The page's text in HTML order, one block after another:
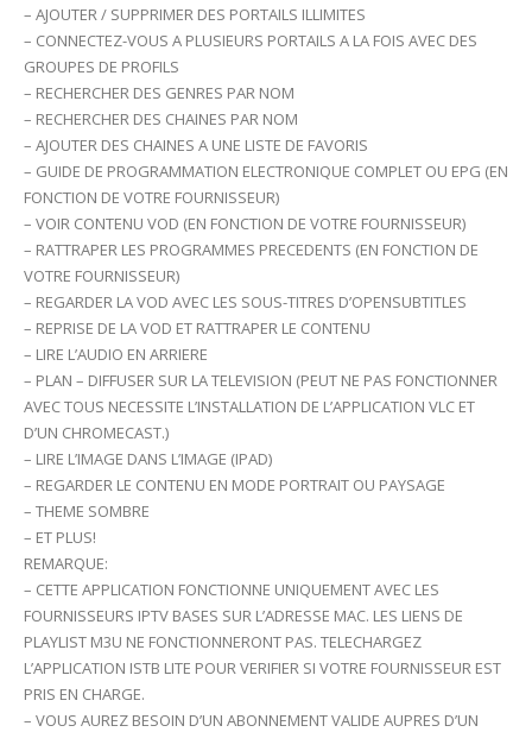
– AJOUTER / SUPPRIMER DES PORTAILS ILLIMITES
– CONNECTEZ-VOUS A PLUSIEURS PORTAILS A LA FOIS AVEC DES
GROUPES DE PROFILS
– RECHERCHER DES GENRES PAR NOM
– RECHERCHER DES CHAINES PAR NOM
– AJOUTER DES CHAINES A UNE LISTE DE FAVORIS
– GUIDE DE PROGRAMMATION ELECTRONIQUE COMPLET OU EPG (EN
FONCTION DE VOTRE FOURNISSEUR)
– VOIR CONTENU VOD (EN FONCTION DE VOTRE FOURNISSEUR)
– RATTRAPER LES PROGRAMMES PRECEDENTS (EN FONCTION DE
VOTRE FOURNISSEUR)
– REGARDER LA VOD AVEC LES SOUS-TITRES D’OPENSUBTITLES
– REPRISE DE LA VOD ET RATTRAPER LE CONTENU
– LIRE L’AUDIO EN ARRIERE
– PLAN – DIFFUSER SUR LA TELEVISION (PEUT NE PAS FONCTIONNER
AVEC TOUS NECESSITE L’INSTALLATION DE L’APPLICATION VLC ET
D’UN CHROMECAST.)
– LIRE L’IMAGE DANS L’IMAGE (IPAD)
– REGARDER LE CONTENU EN MODE PORTRAIT OU PAYSAGE
– THEME SOMBRE
– ET PLUS!
REMARQUE:
– CETTE APPLICATION FONCTIONNE UNIQUEMENT AVEC LES
FOURNISSEURS IPTV BASES SUR L’ADRESSE MAC. LES LIENS DE
PLAYLIST M3U NE FONCTIONNERONT PAS. TELECHARGEZ
L’APPLICATION ISTB LITE POUR VERIFIER SI VOTRE FOURNISSEUR EST
PRIS EN CHARGE.
– VOUS AUREZ BESOIN D’UN ABONNEMENT VALIDE AUPRES D’UN